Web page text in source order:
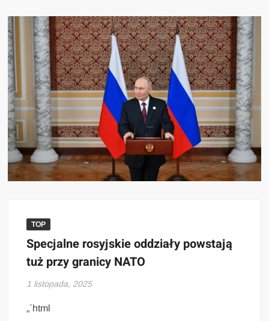
TOP
Specjalne rosyjskie oddziały powstają
tuż przy granicy NATO
1 listopada, 2025
„`html